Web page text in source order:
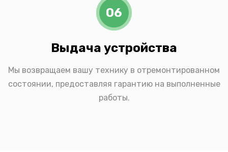
06
Выдача устройства
Мы возвращаем вашу технику в отремонтированном
состоянии, предоставляя гарантию на выполненные
работы.